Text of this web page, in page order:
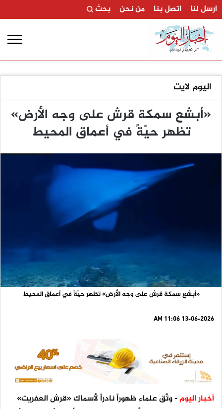
ارسل لنا اتصل بنا من نحن بحث
اليوم لايت
«أبشع سمكة قرش على وجه الأرض»
تظهر حيّةً في أعماق المحيط
«أبشع سمكة قرش على وجه الأرض» تظهر حيّةً في أعماق المحيط
13-06-2026 11:06 AM
أخبار اليوم- وثَّق علماء ظهوراً نادراً لأسماك «قرش العفريت»